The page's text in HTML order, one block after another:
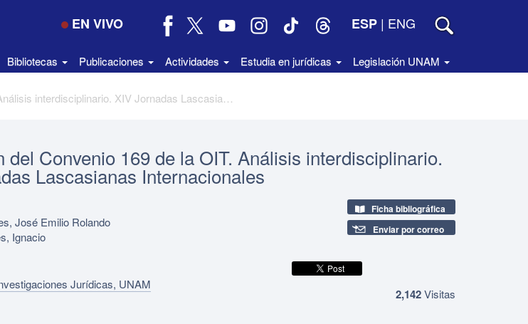
EN VIVO ESP | ENG
Bibliotecas Publicaciones Actividades Estudia en jurídicas Legislación UNAM
Aplicación del Convenio 169 de la OIT. Análisis interdisciplinario. XIV Jornadas Lascasianas Internacionales
del Convenio 169 de la OIT. Análisis interdisciplinario.
Lascasianas Internacionales
José Emilio Rolando
Ignacio
Jurídicas, UNAM
Ficha bibliográfica
Enviar por correo
2,142Visitas